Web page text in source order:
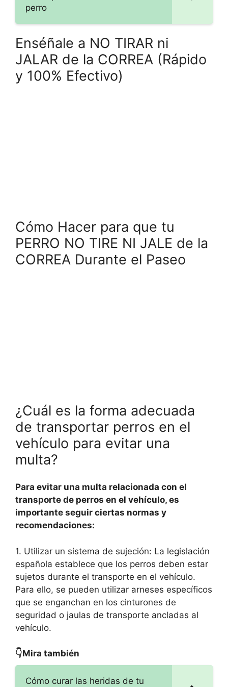
perro
Enséñale a NO TIRAR ni
JALAR de la CORREA (Rápido
y 100% Efectivo)
Cómo Hacer para que tu
PERRO NO TIRE NI JALE de la
CORREA Durante el Paseo
¿Cuál es la forma adecuada
de transportar perros en el
vehículo para evitar una
multa?
Para evitar una multa relacionada con el
transporte de perros en el vehículo, es
importante seguir ciertas normas y
recomendaciones:
1. Utilizar un sistema de sujeción: La legislación
española establece que los perros deben estar
sujetos durante el transporte en el vehículo.
Para ello, se pueden utilizar arneses específicos
que se enganchan en los cinturones de
seguridad o jaulas de transporte ancladas al
vehículo.
👇Mira también
Cómo curar las heridas de tu